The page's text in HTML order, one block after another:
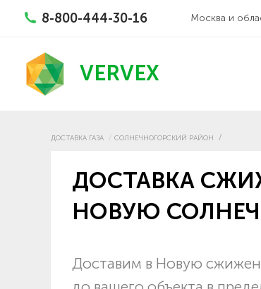
8-800-444-30-16 Москва и
VERVEX
ДОСТАВКА ГАЗА СОЛНЕЧНОГОРСКИЙ РАЙОН
ДОСТАВКА
НОВУЮ
Доставим в Новую